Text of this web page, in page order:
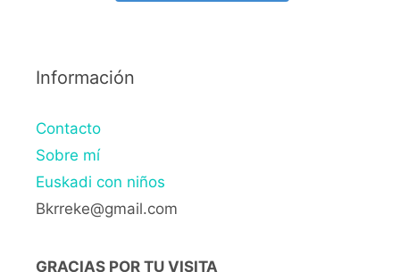
Información
Contacto
Sobre mí
Euskadi con niños
Bkrreke@gmail.com
GRACIAS POR TU VISITA